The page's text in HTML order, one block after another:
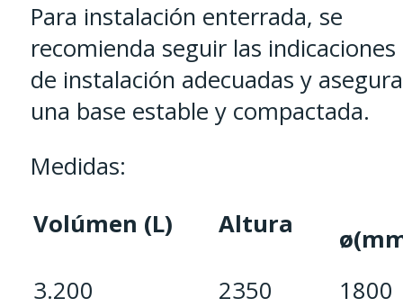
Para instalación enterrada, se
recomienda seguir las indicaciones
de instalación adecuadas y
una base estable y compactada.
Medidas:
Volúmen (L)
Altura
3.200
2350
1800